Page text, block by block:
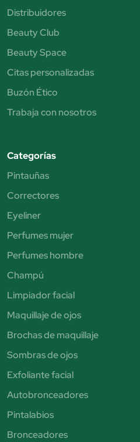
Distribuidores
Beauty Club
Beauty Space
Citas personalizadas
Buzón Ético
Trabaja con nosotros
Categorías
Pintauñas
Correctores
Eyeliner
Perfumes mujer
Perfumes hombre
Champú
Limpiador facial
Maquillaje de ojos
Brochas de maquillaje
Sombras de ojos
Exfoliante facial
Autobronceadores
Pintalabios
Bronceadores